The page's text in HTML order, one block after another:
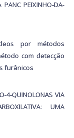
PANC PEIXINHO-DA-
por métodos
com detecção
furânicos
4-QUINOLONAS VIA
UMA